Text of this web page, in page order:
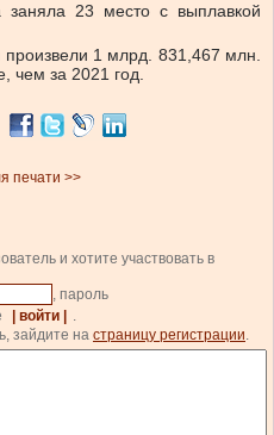
заняла 23 место с выплавкой
1 млрд. 831,467 млн.
чем за 2021 год.
печати >>
и хотите участвовать в
, пароль
| войти |
.
зайдите на страницу регистрации.